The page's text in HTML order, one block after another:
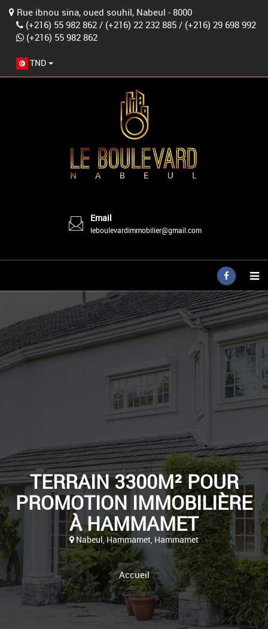
Rue ibnou sina, oued souhil, Nabeul - 8000
(+216) 55 982 862 / (+216) 22 232 885 / (+216) 29 698 992
(+216) 55 982 862
TND
Email
leboulevardimmobilier@gmail.com
TERRAIN 3300M² POUR
PROMOTION IMMOBILIÈRE
À HAMMAMET
Nabeul, Hammamet, Hammamet
Accueil